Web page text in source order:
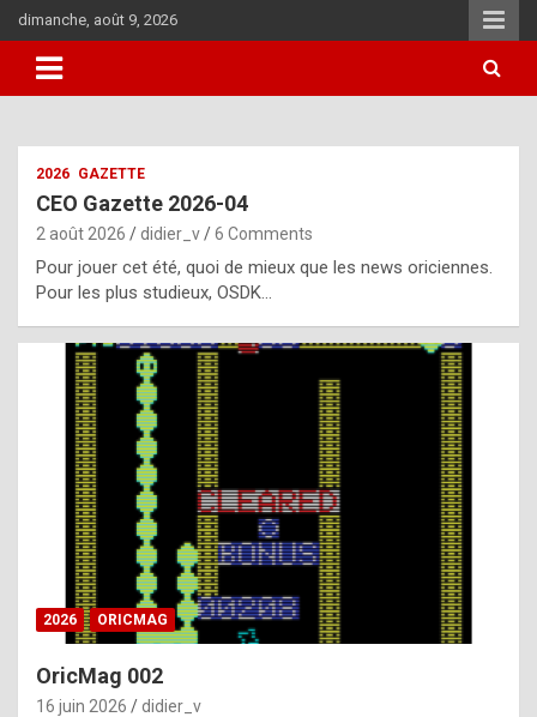
Skip
to
content
dimanche, août 9, 2026
i
u
l
y
d
i
ff
i
2026 GAZETTE
CEO Gazette 2026-04
2 août 2026 didier_v 6 Comments
Pour jouer cet été, quoi de mieux que les news oriciennes.
Pour les plus studieux, OSDK…
2026 ORICMAG
OricMag 002
16 juin 2026 didier_v